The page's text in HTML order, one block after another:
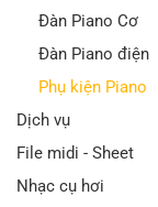
Đàn Piano Cơ
Đàn Piano điện
Phụ kiện Piano
Dịch vụ
File midi - Sheet
Nhạc cụ hơi